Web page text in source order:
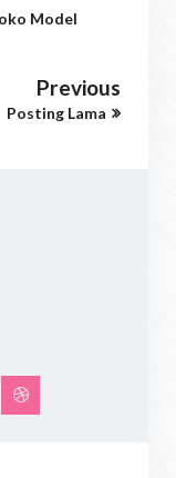
Model
Previous
Posting Lama